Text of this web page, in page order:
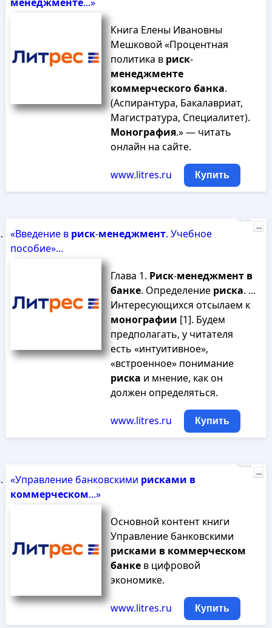
Книга Елены Ивановны
Мешковой «Процентная
политика в риск-
менеджменте
коммерческогобанка.
(Аспирантура, Бакалавриат,
Магистратура, Специалитет).
Монография.» — читать
онлайн на сайте.
www.litres.ru Купить
«Введение в риск-менеджмент. Учебное
пособие»...
Глава 1. Риск-менеджмент в
банке. Определение риска. ...
Интересующихся отсылаем к
монографии [1]. Будем
предполагать, у читателя
есть «интуитивное»,
«встроенное» понимание
риска и мнение, как он
должен определяться.
www.litres.ru Купить
Реклама
...
«Управление банковскими рисками в
коммерческом...»
Основной контент книги
Управление банковскими
рисками в коммерческом
банкев цифровой
экономике.
www.litres.ru Купить
Реклама
...